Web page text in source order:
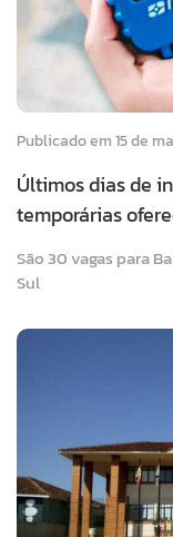
Publicado em 15 de
Últimos dias de
temporárias
São 30 vagas para
Sul